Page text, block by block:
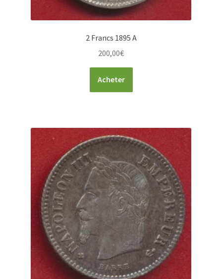
2 Francs 1895 A
200,00€
Acheter